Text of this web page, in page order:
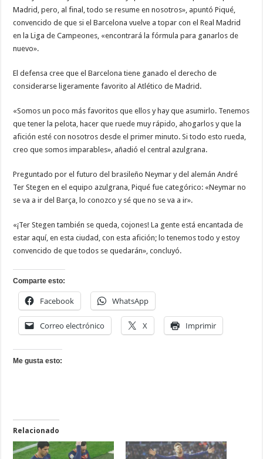
Madrid, pero, al final, todo se resume en nosotros», apuntó Piqué,
convencido de que si el Barcelona vuelve a topar con el Real Madrid
en la Liga de Campeones, «encontrará la fórmula para ganarlos de
nuevo».
El defensa cree que el Barcelona tiene ganado el derecho de
considerarse ligeramente favorito al Atlético de Madrid.
«Somos un poco más favoritos que ellos y hay que asumirlo. Tenemos
que tener la pelota, hacer que ruede muy rápido, ahogarlos y que la
afición esté con nosotros desde el primer minuto. Si todo esto rueda,
creo que somos imparables», añadió el central azulgrana.
Preguntado por el futuro del brasileño Neymar y del alemán André
Ter Stegen en el equipo azulgrana, Piqué fue categórico: «Neymar no
se va a ir del Barça, lo conozco y sé que no se va a ir».
«¡Ter Stegen también se queda, cojones! La gente está encantada de
estar aquí, en esta ciudad, con esta afición; lo tenemos todo y estoy
convencido de que todos se quedarán», concluyó.
Comparte esto:
Facebook WhatsApp
Correo electrónico X Imprimir
Me gusta esto:
Relacionado